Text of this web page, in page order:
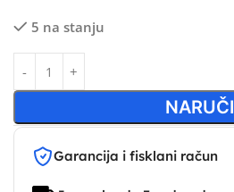
5 na stanju
NARUČI
Garancija i fisklani račun